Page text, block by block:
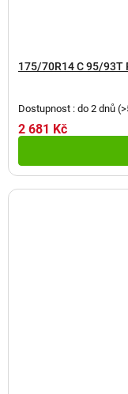
175/70R14 C 95/93T
Dostupnost : do 2 dnů (
2 681 Kč